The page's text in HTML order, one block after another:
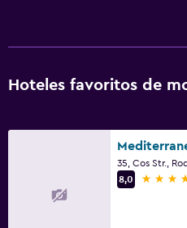
Mascotas permitidas bajo
Habitación hipoalergénica
Plantas superiores accesibles
Hoteles favoritos de
35, Cos Str.,
8,0
5